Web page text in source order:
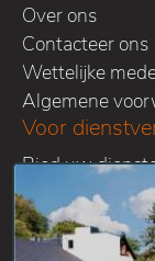
Over ons
Contacteer ons
Wettelijke
Algemene
Voor
Bied uw
Vraag een
Volg ons op